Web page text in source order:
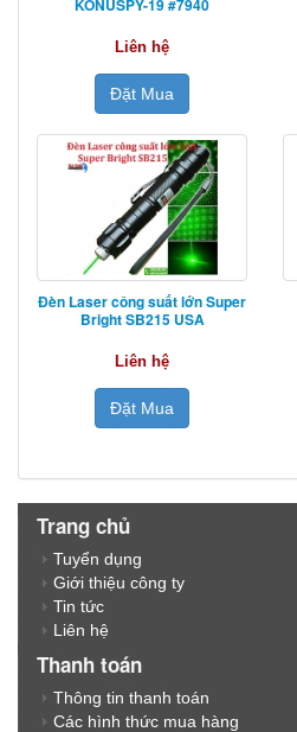
KONUSPY-19 #7940
Liên hệ
Đặt Mua
Đèn Laser công suất lớn Super
Bright SB215 USA
Liên hệ
Đặt Mua
Trang chủ
Tuyển dụng
Giới thiệu công ty
Tin tức
Liên hệ
Thanh toán
Thông tin thanh toán
Các hình thức mua hàng